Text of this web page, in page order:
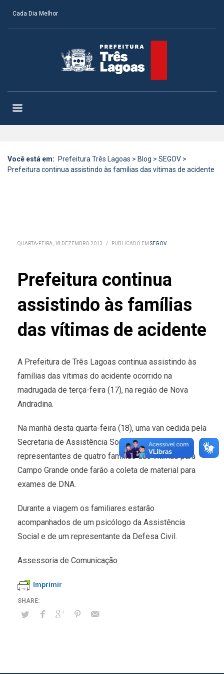
Cada Dia Melhor
Você está em: Prefeitura Três Lagoas > Blog > SEGOV >
Prefeitura continua assistindo às famílias das vítimas de acidente
QUARTA-FEIRA, 18 DEZEMBRO 2013 / PUBLICADO EM SEGOV
Prefeitura continua
assistindo às famílias
das vítimas de acidente
A Prefeitura de Três Lagoas continua assistindo às
famílias das vítimas do acidente ocorrido na
madrugada de terça-feira (17), na região de Nova
Andradina.
Na manhã desta quarta-feira (18), uma van cedida pela
Secretaria de Assistência Social levará
representantes de quatro famílias das vítimas para
Campo Grande onde farão a coleta de material para
exames de DNA.
Durante a viagem os familiares estarão
acompanhados de um psicólogo da Assistência
Social e de um representante da Defesa Civil.
Assessoria de Comunicação
Imprimir